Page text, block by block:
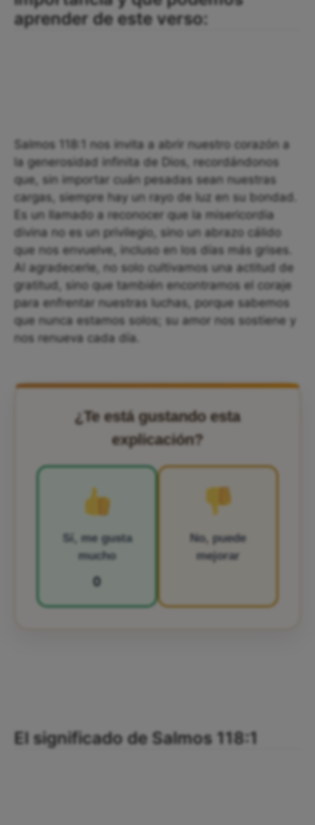
aprender de este verso:
Salmos 118:1 nos invita a abrir nuestro corazón a
la generosidad infinita de Dios, recordándonos
que, sin importar cuán pesadas sean nuestras
cargas, siempre hay un rayo de luz en su bondad.
Es un llamado a reconocer que la misericordia
divina no es un privilegio, sino un abrazo cálido
que nos envuelve, incluso en los días más grises.
Al agradecerle, no solo cultivamos una actitud de
gratitud, sino que también encontramos el coraje
para enfrentar nuestras luchas, porque sabemos
que nunca estamos solos; su amor nos sostiene y
nos renueva cada día.
¿Te está gustando esta
explicación?
Sí, me gusta
mucho
0
No, puede
mejorar
El significado de Salmos 118:1